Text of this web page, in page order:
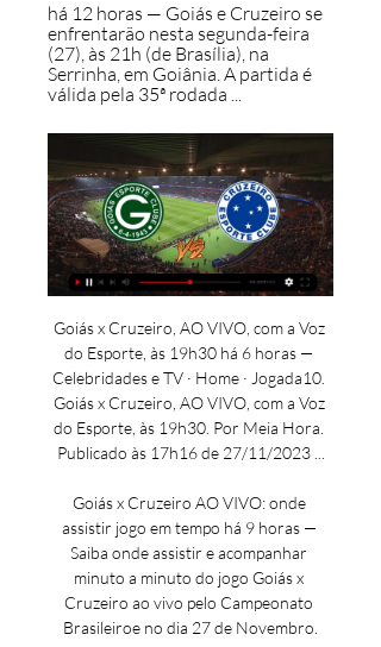
há 12 horas — Goiás e Cruzeiro se
enfrentarão nesta segunda-feira
(27), às 21h (de Brasília), na
Serrinha, em Goiânia. A partida é
válida pela 35ª rodada ...
Goiás x Cruzeiro, AO VIVO, com a Voz do Esporte, às 19h30 há 6 horas — Celebridades e TV · Home · Jogada10. Goiás x Cruzeiro, AO VIVO, com a Voz do Esporte, às 19h30. Por Meia Hora. Publicado às 17h16 de 27/11/2023 ...

Goiás x Cruzeiro AO VIVO: onde assistir jogo em tempo há 9 horas — Saiba onde assistir e acompanhar minuto a minuto do jogo Goiás x Cruzeiro ao vivo pelo Campeonato Brasileiroe no dia 27 de Novembro.

Diego tende a aparecer no time titular, com Raphael Guzzo correndo por fora. Provável time: Tadeu; Maguinho, Lucas Halter, Bruno Melo e Hugo; Willian Oliveira, Diego (Raphael Guzzo), Guilherme e Palacios; Allano e Matheus Babi Maguinho Guilherme Marques Willian Oliveira Tadeu Bruno Melo Allano Matheus Babi Diego Lucas Halter Hugo Julián Palacios Quem está fora: Morelli, suspenso com três cartões amarelos, e Sander, com lesão no ligamento colateral medial do joelho esquerdoPendurados: Hugo, Diego, Raphael Guzzo, Alesson, João Magno, Allano, Sidimar e Lucas Halter Cruzeiro - técnico: Paulo Autuori O Cruzeiro terá ao menos uma mudança para a partida. Arthur Gomes foi titular contra o Vasco, mas cumprirá suspensão em Goiânia. Como Nikão, que seria alternativa natural para a posição, está fora pelo segundo jogo seguido, a tendência é de retorno do centroavante Rafael Papagaio. O velocista à disposição é Wesley, mas o jogador passa por momento ruim. 

Assistir Goiás x Cruzeiro ao vivo 27/11/2023 HD online - FutebolPlayHD. com! Assistir Goiás x Cruzeiro ao vivo pelo Brasileirão Série A hoje 27/11/2023, assista agora Cruzeiro e Goiás ao vivo 27/11/2023 Online Grátis Assista Goiás x Cruzeiro ao vivo pelo Brasileirão Série A a partir das 21h00 (de Brasília) com transmissão exclusiva do canal SPORTV e PREMIERE CLUBES. Assistir Goiás x Cruzeiro ao vivo HDSó aqui no Futebol Play HD você não vai perder nenhum lance da partida entre Goiás e Cruzeiro grátis sem travamentos. 21h00 - Brasileirão Série A: Goiás x Cruzeiro - SPORTV e PREMIERE CLUBESBrasileirão Série A grátis Goiás x Cruzeiro aqui no Futebol Play HD! AJUDE NOSSO SITE, COMPARTILHE COM TODOS OS SEUS AMIGOS! Todos os jogos do Goiás ao vivo estão aqui. 

Goiás x Cruzeiro, AO VIVO, com a Voz do Esporte, às 19h30 há 3 horas — Goiás e Cruzeiro fazem um jogo de desesperados na noite desta segunda-feira (27/11), na Serrinha, em Goiânia. A partida será às 21h (de ...

Devido à vitória do Bahia contra o Corinthians, a Raposa retornou à zona de rebaixamento e também possui a necessidade de vitória para fugir do Z-4. 10:50há 10 horasO Goiás segue na luta contra o rebaixamento e ocupa neste momento a 18ª posição com 35 pontos conquistados. O esmeraldino está seis pontos atrás do Bahia (primeira equipe fora do Z-4) e necessita de uma vitória para tentar sonhar com a possibilidade de permanência. 10:45há 10 horasGoiás x Cruzeiro ao vivo se enfrentam nesta segunda-feira (25), na Serrinha, às 21h (de Brasília), pelo Campeonato Brasileiro. 

Jogos de hoje, segunda-feira, 27; onde assistir e horários há 14 horas — O jogo desta segunda-feira às 21h entre Goiás x Cruzeiro terá transmissão ao vivo no Premiere. Quais jogos vão passar ao vivo na TV fechada?

Goiás x Cruzeiro AO VIVO - onde assistir? - 35°° rodada BrasileirãoGoiás x Cruzeiro (@rodriguesrosiron / Goiás EC) O Goiás enfrenta a equipe do Cruzeiro nesta segunda-feira, dia 27/11, às 21h (horário de Brasília), no Estádio Hailé Pinheiro, Serrinha, em Goiás. O jogo marca o final da 35° rodada do Campeonato Brasileiro e promete muitas emoções, pois ambas as equipes lutam contra o rebaixamento. O portal RD1 traz todas as informações sobre onde assistir, horário, escalações e como chegar às equipes para a partida. Onde assistir a partida entre Goiás x Cruzeiro A partida entre Goiás x Cruzeiro terá transmissão para todo o Brasil pelo SporTV e Premiere, no pay-per-view (TV Fechada). Confira a ficha técnica da partida. Data: 27 de novembro Local da partida: Estádio Hailé Pinheiro, Serrinha, em Goiás Horário: 21h (Brasília) Onde assistir: SporTV e Premiere, no pay-per-view (TV Fechada) Provável time do Goiás: Tadeu; Maguinho, Lucas Halter, Bruno Melo e Hugo; Willian Oliveira, Diego (Raphel Guzzo), Guilherme e Palácios; Allano e Matheus Babi. 

Goiás x Cruzeiro: onde assistir ao vivo, horário e escalaçõesCampeonato Brasileiro 2023 Fase única X Goiás Cruzeiro O Goiás vem de duas derrotas seguidas, para Santos e Atlético-MG, sendo que essa última causou a demissão do técnico Armando Evangelista. Na 18ª posição com 35 pontos, o clube decidiu não contratar um novo nome no mercado, e Mário Henrique, treinador do sub-20, é quem substitui o português nas quatro partidas que restam na temporada. 

Goiás x Cruzeiro: onde assistir ao vivo, horário e escalações há 9 horas — Goiás e Cruzeiro se enfrentam nesta segunda-feira (27), às 21h (horário de Brasília), no fechamento da 35ª rodada do Campeonato Brasileiro. O ...

Goiás x Cruzeiro: onde assistir, horário e escalação das há 8 horas — ONDE ASSISTIR GOIÁS x CRUZEIRO AO VIVO: SporTV (TV fechada). ESCALAÇÕES DE GOIÁS E CRUZEIRO: GOIÁS - Tadeu; Maguinho, Lucas Halter, Bruno ...

Goiás x Cruzeiro, AO VIVO, com a Voz do Esporte, às 19h30 há 3 horas — Goiás x Cruzeiro, AO VIVO, com a Voz do Esporte, às 19h30. Adicionar TV App. © 2023 OneFootball. We Care About Your Privacy. We and our 321 ...

Goiás x Cruzeiro: onde assistir ao vivo e o horário do jogo de hoje (27/11) pelo BrasileirãoGoiás x Cruzeiro disputam hoje, segunda-feira (27/11), a 35° rodada do Campeonato Brasileiro. O jogo começa às 21h (horário de Brasília), no Estádio Hailé Pinheiro, em Goiânia (GO). Confira o horário e onde assistir ao vivo: • Whatsapp: Gosta de apostas? Receba notícias e conteúdos exclusivos sobre futebol, NBA e loterias. É grátis! Onde assistir Goiás x Cruzeiro ao vivo? A partida entre Goiás x Cruzeiro​​ poderá ser acompanhada ao vivo pela SporTV e pelo Premiere, online e na TV fechada, a partir das 21h (horário de Brasília). VEJA MAIS Como Goiás x Cruzeiro chegam para o jogo? Cruzeiro é o 17° colocado do Brasileirão com 10 vitórias, 11 empates, 13 derrotas, 32 gols marcados e 30 gols sofridos. 

Goiás x Cruzeiro: onde assistir e tempo real do jogo pelo há 12 horas — Goiás e Cruzeiro se enfrentarão nesta segunda-feira (27), às 21h (de Brasília), na Serrinha, em Goiânia. A partida é válida pela 35ª rodada ...

Ele tem a missão de conseguir uma vitória no confronto direto contra a Raposa para dar esperanças de permanência ao Verdão. Goiás x Cruzeiro: Saiba tudo sobre o confronto da 35ª rodada do Brasileirão Série A 2023 O Cruzeiro ainda não perdeu com Paulo Autuori. Mas, depois de vencer o Fortaleza fora de casa, tropeçou no confronto direto com o Vasco, dentro do Mineirão, entrando na zona de rebaixamento por conta da vitória do Bahia contra o Corinthians, na última sexta. Com 41 pontos, precisa apenas de um empate para deixar o Z-4, mas uma vitória levará o time à 13ª colocação, saltando quatro posições. 

Goiás x Cruzeiro AO VIVO - 35°° rodada Brasileirão há 9 horas — O Goias recebe a equipe do Cruzeiro nesta segunda-feira, dia 24/11, pela 35° rodada do Campeonato Brasileiro. Veja os detalhes da partida.

Goiás x Cruzeiro ao vivo: Saiba como assistir online pelo Brasileirão 2019O jogo Goiás x Cruzeiro terá transmissão ao vivo na noite desta segunda-feira, dia 30/09, válido pela 22ª rodada do Campeonato Brasileiro, e os torcedores podem acompanhar tudo na TV e online. Diretamente da estádio Serra Dourada, em Goiânia. Após vencer Fluminense e São Paulo, o Goiás chegou a 27 pontos e conseguiu abrir boa distância para a zona de rebaixamento. No entanto, o clube sabe que não pode voltar a vacilar. Depois de uma semana bastante agitada, que teve a demissão de Rogério Ceni e a contratação de Abel Braga, o Cruzeiro tenta voltar a vencer para não ver o Fluminense, primeiro time fora da zona de rebaixamento, abrir três pontos de vantagem. 

Goiás x Cruzeiro: onde assistir ao vivo na TV, horário, há 1 dia — Goiás e Cruzeiro se enfrentam nesta segunda-feira (27) pela 35ª rodada do Campeonato Brasileiro. Veja onde assistir, prováveis escalações, ...

Goiás x Cruzeiro AO VIVO: onde assistir jogo em tempo real pelo Campeonato Brasileiro | 27/11/2023AO VIVOSaiba onde assistir e acompanhar minuto a minuto do jogo Goiás x Cruzeiro ao vivo pelo Campeonato Brasileiroe no dia 27 de Novembro. Horário do jogo: 21h. Acompanhe todos os lances da transmissão, escalações e o resultado no tempo real no VAVEL Brasil! Foto: Staff Images/Cruzeiro11:40há 9 horasAlém do tempo real aqui na VAVEL Brasil, a partida entre Goiás x Cruzeiro ao vivo terá transmissão pelo SporTV e Premiere. 11:30há 9 horasRafael Cabral; William, Neris, Luciano Castán e Marlon; Filipe Machado, Ian Luccas (Lucas Silva), Mateus Vital e Matheus Pereira; Bruno Rodrigues e Rafael Elias. 

11:20há 9 horasPaulo Autuori não perde há dois jogos com uma vitória e um empate em jogos atrasados pelo Brasileirão diante de Fortaleza e Vasco. O treinador também possui dois desfalques: Matheus Jussa, lesionado, e o atacante Arthur Gomes, suspenso com três cartões amarelos. No entanto, Lucas Silva treinou normalmente nos últimos dias e deve retornar à equipe titular. 11:10há 9 horasTadeu; Maguinho, Lucas Halter, Bruno Melo e Hugo; Willian Oliveira, Diego (Raphael Guzzo), Guilherme e Palacios; Allano e Matheus Babi. 11:00há 10 horasCom a demissão de Armando Evangelista, Mário Henrique segue na beira do gramado do Verdão da Serra. O comandante não poderá contar com Morelli, suspenso, e Sander, no departamento médico. 10:55há 10 horasDo outro lado, o Cruzeiro vive uma situação similar com 41 pontos conquistados e a 17ª posição na tabela de classificação. 

Goiás x Cruzeiro: onde assistir ao vivo e horário há 15 horas — O confronto terá transmissão ao vivo no canal de TV fechada SporTV e no serviço de pay-per-view Premiere. Confira onde vai passar a partida, ...

Transmissão: SporTV e PremiereTempo Real: o ge acompanha tudo - clique aqui Goiás - técnico: Mário Henrique O volante Morelli,